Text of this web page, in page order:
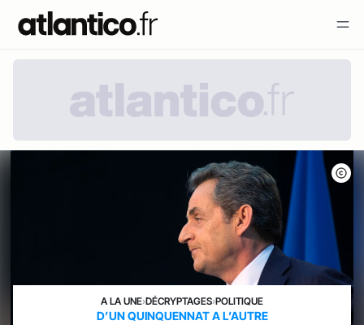
A LA UNE›DÉCRYPTAGES›POLITIQUE
D’UN QUINQUENNAT A L’AUTRE